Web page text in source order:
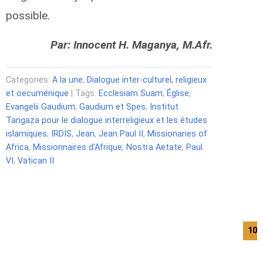
possible.
Par: Innocent H. Maganya, M.Afr.
Categories: A la une, Dialogue inter-culturel, religieux
et oecuménique | Tags: Ecclesiam Suam, Église,
Evangelii Gaudium, Gaudium et Spes, Institut
Tangaza pour le dialogue interreligieux et les études
islamiques, IRDIS, Jean, Jean Paul II , Missionaries of
Africa, Missionnaires d’Afrique, Nostra Aetate, Paul
VI , Vatican II
10/